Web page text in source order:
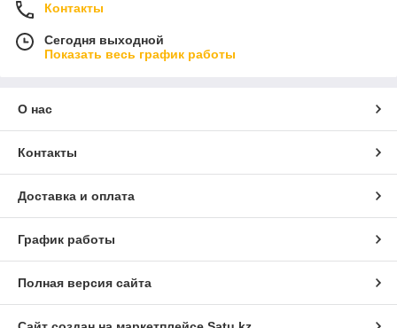
Контакты
Сегодня выходной
Показать весь график работы
О нас
Контакты
Доставка и оплата
График работы
Полная версия сайта